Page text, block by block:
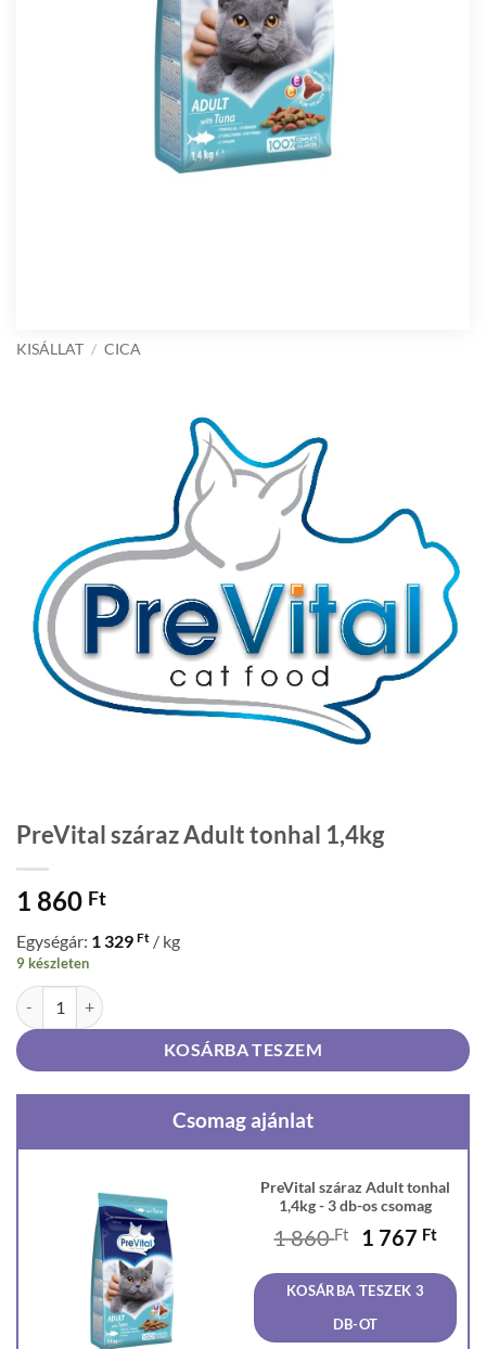
KISÁLLAT / CICA
PreVital száraz Adult tonhal 1,4kg
1 860 Ft
Egységár: 1 329 Ft / kg
9 készleten
PreVital száraz Adult tonhal 1,4kg mennyiség
KOSÁRBA TESZEM
Csomag ajánlat
PreVital száraz Adult tonhal
1,4kg - 3 db-os csomag
1 860Ft
Original
was:
1
860 Ft.
1 767 Ft
is:
767
KOSÁRBA TESZEK 3
DB-OT